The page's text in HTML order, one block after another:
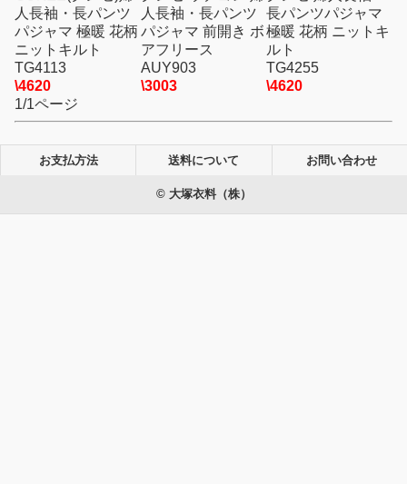
人長袖・長パンツ
パジャマ 極暖 花柄
ニットキルト
TG4113
\4620
人長袖・長パンツ
パジャマ 前開き ボ
アフリース
AUY903
\3003
長パンツパジャマ
極暖 花柄 ニットキ
ルト
TG4255
\4620
1/1ページ
お支払方法 送料について お問い合わせ
© 大塚衣料（株）